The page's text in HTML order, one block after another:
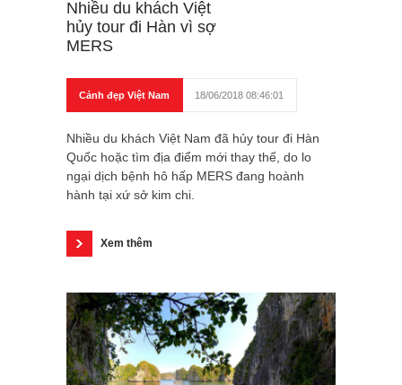
Nhiều du khách Việt
hủy tour đi Hàn vì sợ
MERS
Cảnh đẹp Việt Nam 18/06/2018 08:46:01
Nhiều du khách Việt Nam đã hủy tour đi Hàn
Quốc hoặc tìm địa điểm mới thay thế, do lo
ngại dịch bệnh hô hấp MERS đang hoành
hành tại xứ sở kim chi.
Xem thêm